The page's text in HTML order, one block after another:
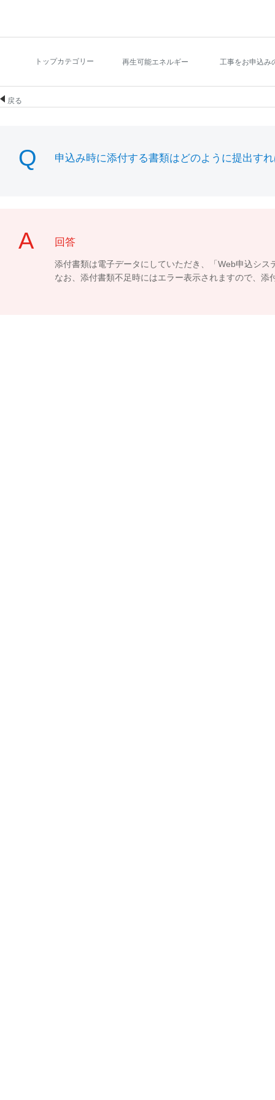
トップカテゴリー 再生可能エネルギー 工事をお申込み
戻る
申込み時に添付する書類はどのように提出す
回答
添付書類は電子データにしていただき、「Web申込シ
なお、添付書類不足時にはエラー表示されますので、